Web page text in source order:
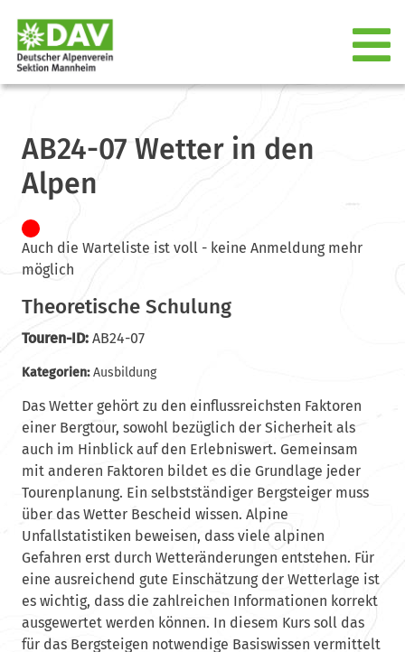
AB24-07 Wetter in den
Alpen
Auch die Warteliste ist voll - keine Anmeldung mehr
möglich
Theoretische Schulung
Touren-ID:AB24-07
Kategorien:Ausbildung
Das Wetter gehört zu den einflussreichsten Faktoren
einer Bergtour, sowohl bezüglich der Sicherheit als
auch im Hinblick auf den Erlebniswert. Gemeinsam
mit anderen Faktoren bildet es die Grundlage jeder
Tourenplanung. Ein selbstständiger Bergsteiger muss
über das Wetter Bescheid wissen. Alpine
Unfallstatistiken beweisen, dass viele alpinen
Gefahren erst durch Wetteränderungen entstehen. Für
eine ausreichend gute Einschätzung der Wetterlage ist
es wichtig, dass die zahlreichen Informationen korrekt
ausgewertet werden können. In diesem Kurs soll das
für das Bergsteigen notwendige Basiswissen vermittelt